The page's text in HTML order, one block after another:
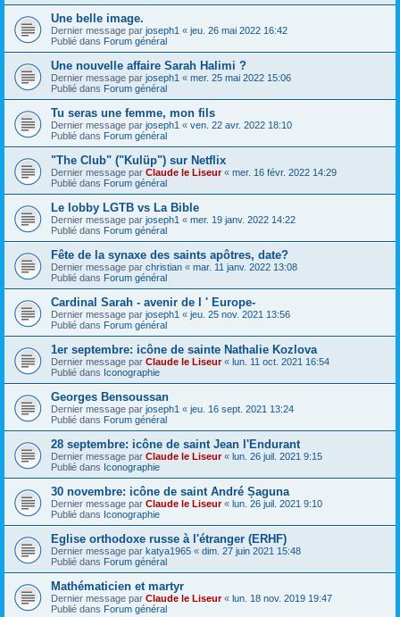
Une belle image.
Dernier message par joseph1 « jeu. 26 mai 2022 16:42
Publié dans Forum général
Une nouvelle affaire Sarah Halimi ?
Dernier message par joseph1 « mer. 25 mai 2022 15:06
Publié dans Forum général
Tu seras une femme, mon fils
Dernier message par joseph1 « ven. 22 avr. 2022 18:10
Publié dans Forum général
"The Club" ("Kulüp") sur Netflix
Dernier message par Claude le Liseur« mer. 16 févr. 2022 14:29
Publié dans Forum général
Le lobby LGTB vs La Bible
Dernier message par joseph1 « mer. 19 janv. 2022 14:22
Publié dans Forum général
Fête de la synaxe des saints apôtres, date?
Dernier message par christian « mar. 11 janv. 2022 13:08
Publié dans Forum général
Cardinal Sarah - avenir de l ' Europe-
Dernier message par joseph1 « jeu. 25 nov. 2021 13:56
Publié dans Forum général
1er septembre: icône de sainte Nathalie Kozlova
Dernier message par Claude le Liseur« lun. 11 oct. 2021 16:54
Publié dans Iconographie
Georges Bensoussan
Dernier message par joseph1 « jeu. 16 sept. 2021 13:24
Publié dans Forum général
28 septembre: icône de saint Jean l'Endurant
Dernier message par Claude le Liseur« lun. 26 juil. 2021 9:15
Publié dans Iconographie
30 novembre: icône de saint André Șaguna
Dernier message par Claude le Liseur« lun. 26 juil. 2021 9:10
Publié dans Iconographie
Eglise orthodoxe russe à l'étranger (ERHF)
Dernier message par katya1965 « dim. 27 juin 2021 15:48
Publié dans Forum général
Mathématicien et martyr
Dernier message par Claude le Liseur« lun. 18 nov. 2019 19:47
Publié dans Forum général